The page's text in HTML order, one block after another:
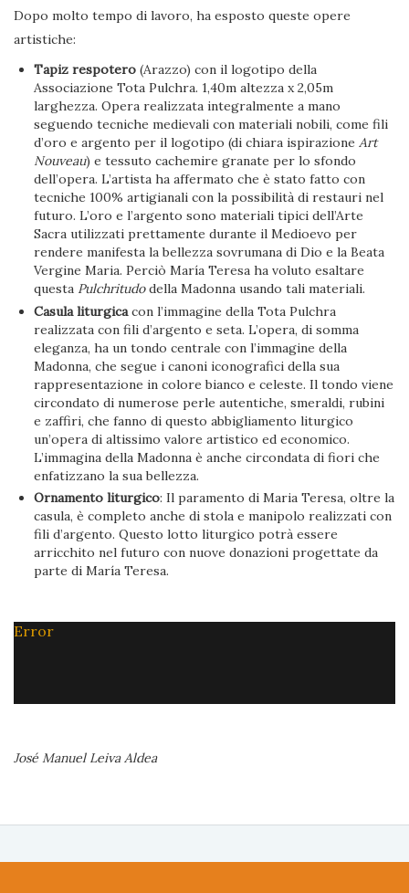
Dopo molto tempo di lavoro, ha esposto queste opere
artistiche:
Tapiz respotero (Arazzo) con il logotipo della
Associazione Tota Pulchra. 1,40m altezza x 2,05m
larghezza. Opera realizzata integralmente a mano
seguendo tecniche medievali con materiali nobili, come fili
d’oro e argento per il logotipo (di chiara ispirazioneArt
Nouveau) e tessuto cachemire granate per lo sfondo
dell’opera. L’artista ha affermato che è stato fatto con
tecniche 100% artigianali con la possibilità di restauri nel
futuro. L’oro e l’argento sono materiali tipici dell’Arte
Sacra utilizzati prettamente durante il Medioevo per
rendere manifesta la bellezza sovrumana di Dio e la Beata
Vergine Maria. Perciò María Teresa ha voluto esaltare
questa Pulchritudodella Madonna usando tali materiali.
Casula liturgicacon l’immagine della Tota Pulchra
realizzata con fili d’argento e seta. L’opera, di somma
eleganza, ha un tondo centrale con l’immagine della
Madonna, che segue i canoni iconografici della sua
rappresentazione in colore bianco e celeste. Il tondo viene
circondato di numerose perle autentiche, smeraldi, rubini
e zaffiri, che fanno di questo abbigliamento liturgico
un’opera di altissimo valore artistico ed economico.
L’immagina della Madonna è anche circondata di fiori che
enfatizzano la sua bellezza.
Ornamento liturgico: Il paramento di Maria Teresa, oltre la
casula, è completo anche di stola e manipolo realizzati con
fili d’argento. Questo lotto liturgico potrà essere
arricchito nel futuro con nuove donazioni progettate da
parte di María Teresa.
Error
José Manuel Leiva Aldea